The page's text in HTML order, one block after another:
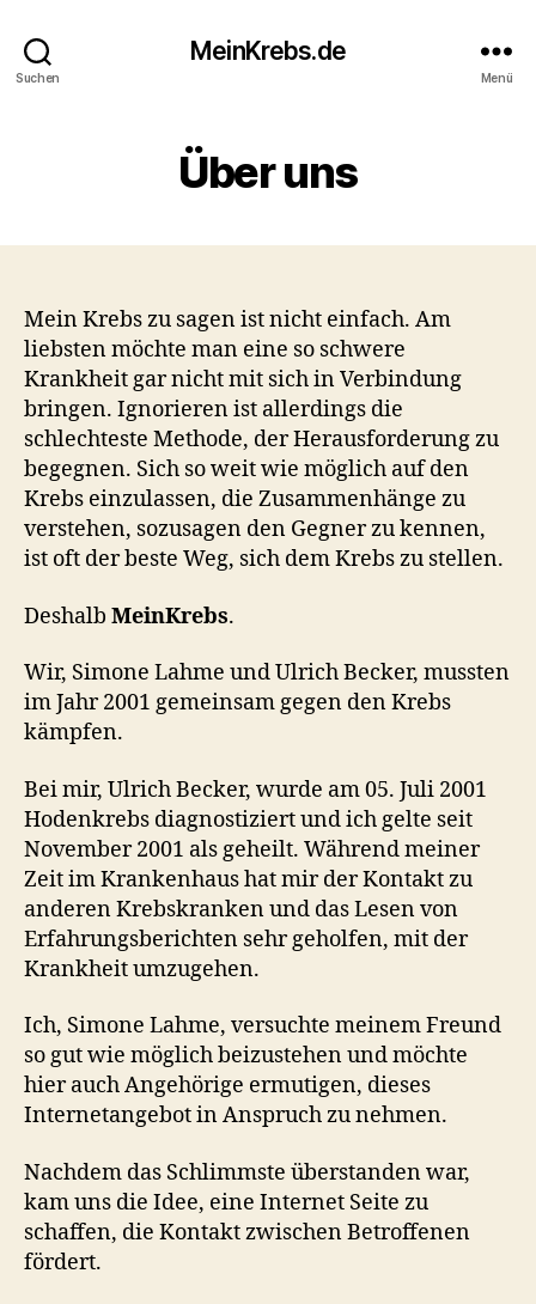
Suchen
MeinKrebs.de
Menü
Über uns
Mein Krebs zu sagen ist nicht einfach. Am
liebsten möchte man eine so schwere
Krankheit gar nicht mit sich in Verbindung
bringen. Ignorieren ist allerdings die
schlechteste Methode, der Herausforderung zu
begegnen. Sich so weit wie möglich auf den
Krebs einzulassen, die Zusammenhänge zu
verstehen, sozusagen den Gegner zu kennen,
ist oft der beste Weg, sich dem Krebs zu stellen.
Deshalb MeinKrebs.
Wir, Simone Lahme und Ulrich Becker, mussten
im Jahr 2001 gemeinsam gegen den Krebs
kämpfen.
Bei mir, Ulrich Becker, wurde am 05. Juli 2001
Hodenkrebs diagnostiziert und ich gelte seit
November 2001 als geheilt. Während meiner
Zeit im Krankenhaus hat mir der Kontakt zu
anderen Krebskranken und das Lesen von
Erfahrungsberichten sehr geholfen, mit der
Krankheit umzugehen.
Ich, Simone Lahme, versuchte meinem Freund
so gut wie möglich beizustehen und möchte
hier auch Angehörige ermutigen, dieses
Internetangebot in Anspruch zu nehmen.
Nachdem das Schlimmste überstanden war,
kam uns die Idee, eine Internet Seite zu
schaffen, die Kontakt zwischen Betroffenen
fördert.